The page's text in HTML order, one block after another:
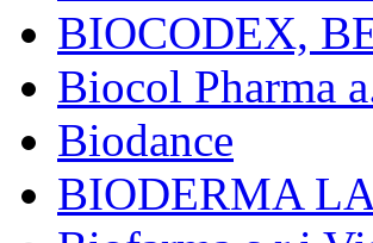
BIOCODEX,
Biocol Pharma
Biodance
BIODERMA